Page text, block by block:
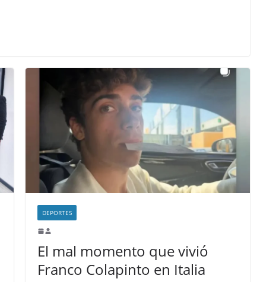
DEPORTES
El mal momento que vivió
Franco Colapinto en Italia